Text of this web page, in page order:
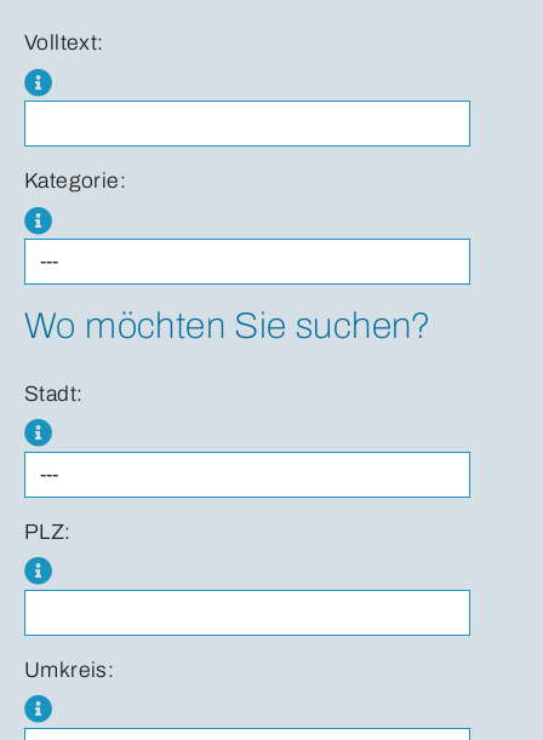
Volltext:
Kategorie:
Wo möchten Sie suchen?
Stadt:
PLZ:
Umkreis: